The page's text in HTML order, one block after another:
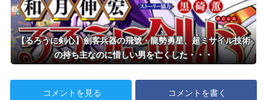
【るろうに剣心】劍客兵器の飛號・龍勢勇星、超ミサイル技術
の持ち主なのに惜しい男を亡くした・・・
コメントを見る コメントを書く